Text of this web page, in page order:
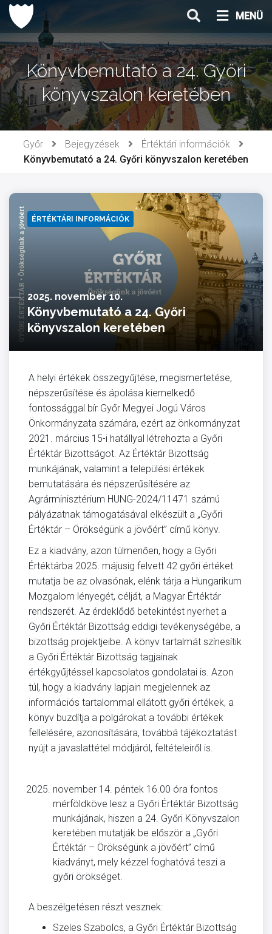
Ugrás
tartalomhoz
MENÜ
Könyvbemutató a 24. Győri
könyvszalon keretében
Győr Bejegyzések
Értéktári információk
Könyvbemutató a 24. Győri könyvszalon keretében
ÉRTÉKTÁRI INFORMÁCIÓK
2025. november 10.
Könyvbemutató a 24. Győri
könyvszalon keretében
A helyi értékek összegyűjtése, megismertetése,
népszerűsítése és ápolása kiemelkedő
fontossággal bír Győr Megyei Jogú Város
Önkormányzata számára, ezért az önkormányzat
2021. március 15-i hatállyal létrehozta a Győri
Értéktár Bizottságot. Az Értéktár Bizottság
munkájának, valamint a települési értékek
bemutatására és népszerűsítésére az
Agrárminisztérium HUNG-2024/11471 számú
pályázatnak támogatásával elkészült a „Győri
Értéktár – Örökségünk a jövőért” című könyv.
Ez a kiadvány, azon túlmenően, hogy a Győri
Értéktárba 2025. májusig felvett 42 győri értéket
mutatja be az olvasónak, elénk tárja a Hungarikum
Mozgalom lényegét, célját, a Magyar Értéktár
rendszerét. Az érdeklődő betekintést nyerhet a
Győri Értéktár Bizottság eddigi tevékenységébe, a
bizottság projektjeibe. A könyv tartalmát színesítik
a Győri Értéktár Bizottság tagjainak
értékgyűjtéssel kapcsolatos gondolatai is. Azon
túl, hogy a kiadvány lapjain megjelennek az
információs tartalommal ellátott győri értékek, a
könyv buzdítja a polgárokat a további értékek
fellelésére, azonosítására, továbbá tájékoztatást
nyújt a javaslattétel módjáról, feltételeiről is.
november 14. péntek 16.00 óra fontos
mérföldköve lesz a Győri Értéktár Bizottság
munkájának, hiszen a 24. Győri Könyvszalon
keretében mutatják be először a „Győri
Értéktár – Örökségünk a jövőért” című
kiadványt, mely kézzel foghatóvá teszi a
győri örökséget.
A beszélgetésen részt vesznek:
Szeles Szabolcs, a Győri Értéktár Bizottság